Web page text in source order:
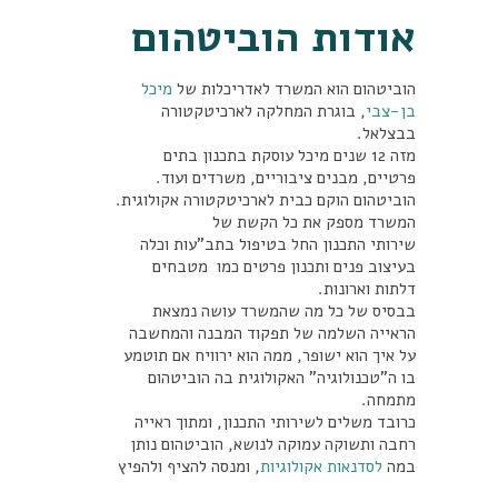
אודות הוביטהום
הוביטהום הוא המשרד לאדריכלות של מיכל
בן-צבי, בוגרת המחלקה לארכיטקטורה
בבצלאל.
מזה 12 שנים מיכל עוסקת בתכנון בתים
פרטיים, מבנים ציבוריים, משרדים ועוד.
הוביטהום הוקם כבית לארכיטקטורה אקולוגית.
המשרד מספק את כל הקשת של
שירותי התכנון החל בטיפול בתב"עות וכלה
בעיצוב פנים ותכנון פרטים כמו מטבחים
דלתות וארונות.
בבסיס של כל מה שהמשרד עושה נמצאת
הראייה השלמה של תפקוד המבנה והמחשבה
על איך הוא ישופר, ממה הוא ירוויח אם תוטמע
בו ה"טכנולוגיה" האקולוגית בה הוביטהום
מתמחה.
כרובד משלים לשירותי התכנון, ומתוך ראייה
רחבה ותשוקה עמוקה לנושא, הוביטהום נותן
במה לסדנאות אקולוגיות, ומנסה להציף ולהפיץ